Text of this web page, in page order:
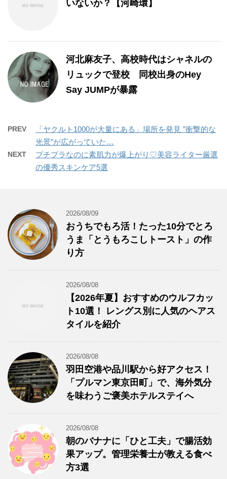
いないか？【河崎環】
河北麻友子、高校時代はシャネルの
リュックで登校 同校出身のHey
Say JUMPが暴露
PREV
「ヤクルト1000が大量にある」場所を発見 ”衝撃的な
光景”が広がっていた…
NEXT
プチプラなのに素肌力が爆上がり♡美容ライター厳選
の優秀スキンケア5選
2026/08/09
おうちでもろ活！たった10分でとろ
うま「とうもろこしトースト」の作
り方
2026/08/08
【2026年夏】おすすめのウルフカッ
ト10選！ レングス別に人気のヘアス
タイルを紹介
2026/08/08
羽田空港や品川駅から好アクセス！
「プルマン東京田町」で、海外気分
を味わうご褒美ホテルステイへ
2026/08/08
朝のバナナに「ひと工夫」で腸活効
果アップ。管理栄養士が教える食べ
方3選